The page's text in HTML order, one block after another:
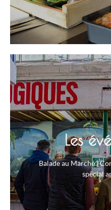
Les
Balade au Marché |
spécial